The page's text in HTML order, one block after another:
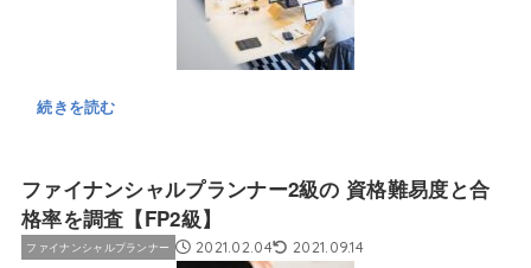
続きを読む
ファイナンシャルプランナー2級の 資格難易度と合
格率を調査【FP2級】
ファイナンシャルプランナー 2021.02.04 2021.09.14